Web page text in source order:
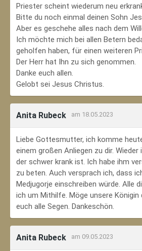
Priester scheint wiederum neu
Bitte du noch einmal deinen Sohn
Aber es geschehe alles nach dem
Ich möchte mich bei allen Betern
geholfen haben, für einen weiteren
Der Herr hat Ihn zu sich genommen.
Danke euch allen.
Gelobt sei Jesus Christus.
Anita Rubeck am 18.05.2023
Liebe Gottesmutter, ich komme
einem großen Anliegen zu dir. Wieder
der schwer krank ist. Ich habe ihm
zu beten. Auch versprach ich, dass
Medjugorje einschreiben würde. Alle
ich um Mithilfe. Möge unsere Königin
euch alle Segen. Dankeschön.
Anita Rubeck am 09.05.2023